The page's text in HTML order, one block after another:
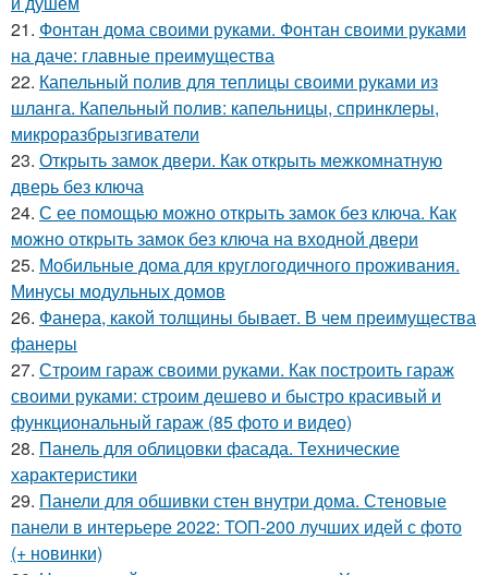
21. Фонтан дома своими руками. Фонтан своими руками
на даче: главные преимущества
22. Капельный полив для теплицы своими руками из
шланга. Капельный полив: капельницы, спринклеры,
микроразбрызгиватели
23. Открыть замок двери. Как открыть межкомнатную
дверь без ключа
24. С ее помощью можно открыть замок без ключа. Как
можно открыть замок без ключа на входной двери
25. Мобильные дома для круглогодичного проживания.
Минусы модульных домов
26. Фанера, какой толщины бывает. В чем преимущества
фанеры
27. Строим гараж своими руками. Как построить гараж
своими руками: строим дешево и быстро красивый и
функциональный гараж (85 фото и видео)
28. Панель для облицовки фасада. Технические
характеристики
29. Панели для обшивки стен внутри дома. Стеновые
панели в интерьере 2022: ТОП-200 лучших идей с фото
(+ новинки)